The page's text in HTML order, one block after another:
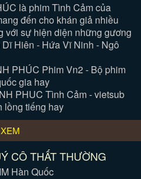
là phim Tình Cảm của
đến cho khán giả nhiều
với sự hiện diện những gương
Hiên - Hứa Vĩ Ninh - Ngô
PHÚC Phim Vn2 - Bộ phim
gia hay
PHUC Tình Cảm - vietsub
lồng tiếng hay
CÔ THẤT THƯỜNG
Hàn Quốc